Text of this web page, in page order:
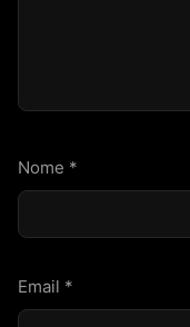
Nome *
Email *